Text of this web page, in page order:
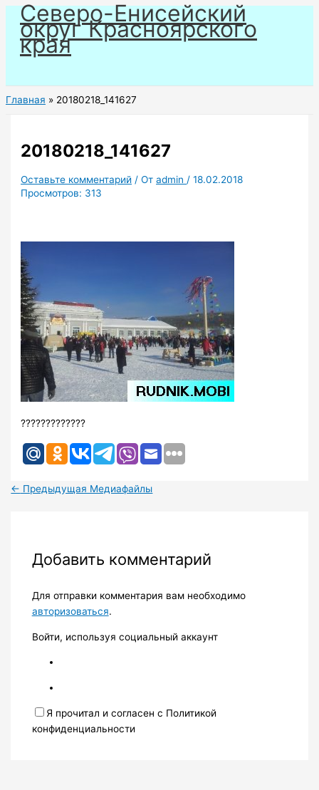
Перейти
содержимому
Северо-Енисейский
округ Красноярского
края
Главная 20180218_141627
20180218_141627
Оставьте комментарий / Отadmin /18.02.2018
Просмотров: 313
?????????????
← Предыдущая Медиафайлы
Добавить комментарий
Для отправки комментария вам необходимо
авторизоваться.
Войти, используя социальный аккаунт
Я прочитал и согласен с Политикой
конфиденциальности